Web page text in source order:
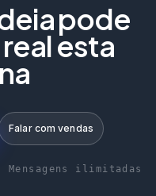
pode
real esta
Falar com vendas
ilimitadas